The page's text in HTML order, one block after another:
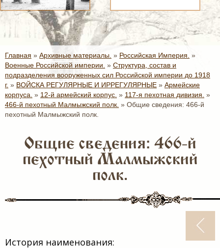
Главная » Архивные материалы. » Российская Империя. »
Военные Российской империи. » Структура, состав и
подразделения вооруженных сил Российской империи до 1918
г. » ВОЙСКА РЕГУЛЯРНЫЕ И ИРРЕГУЛЯРНЫЕ » Армейские
корпуса. » 12-й армейский корпус. » 117-я пехотная дивизия. »
466-й пехотный Малмыжский полк. » Общие сведения: 466-й
пехотный Малмыжский полк.
Общие сведения: 466-й
пехотный Малмыжский
полк.
История наименования: